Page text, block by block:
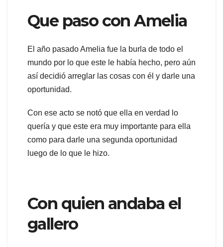
Que paso con Amelia
El año pasado Amelia fue la burla de todo el
mundo por lo que este le había hecho, pero aún
así decidió arreglar las cosas con él y darle una
oportunidad.
Con ese acto se notó que ella en verdad lo
quería y que este era muy importante para ella
como para darle una segunda oportunidad
luego de lo que le hizo.
Con quien andaba el
gallero